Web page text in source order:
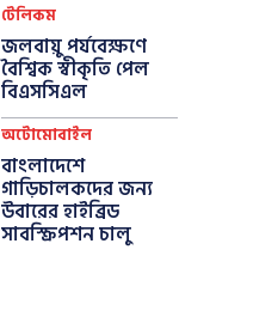
টেলিকম
জলবায়ু পর্যবেক্ষণে
বৈশ্বিক স্বীকৃতি পেল
বিএসসিএল
অটোমোবাইল
বাংলাদেশে
গাড়িচালকদের জন্য
উবারের হাইব্রিড
সাবস্ক্রিপশন চালু